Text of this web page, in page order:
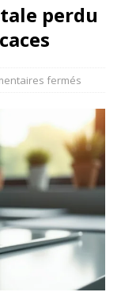
perdu
fermés